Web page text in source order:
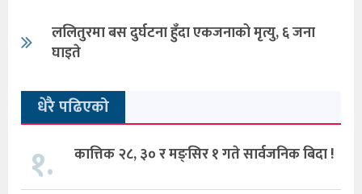
ललितुरमा बस दुर्घटना हुँदा एकजनाको मृत्यु, ६ जना
घाइते
धेरै पढिएको
१. कात्तिक २८, ३० र मङ्सिर १ गते सार्वजनिक बिदा !